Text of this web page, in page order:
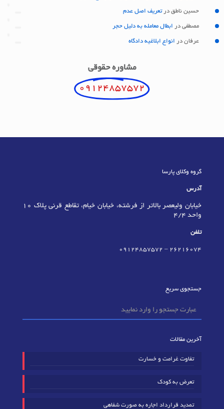
حسین ناطق درتعریف اصل عدم
مصطفی در ابطال معامله به دلیل حجر
عرفان در انواع ابلاغیه دادگاه
مشاوره حقوقی
09124857572
گروه وکلای پارسا
آدرس
خیابان ولیعصر بالاتر از فرشته، خیابان خیام، تقاطع قرنی پلاک 10
واحد 4/4
تلفن
٢٦٢١٦٠٧٤ –
09124857572
جستجوی سریع
آخرین مقالات
تفاوت غرامت و خسارت
تعرض به کودک
تمدید قرارداد اجاره به صورت شفاهی